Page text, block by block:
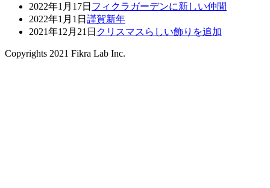
2022年1月17日 フィクラガーデンに新しい仲間
2022年1月1日 謹賀新年
2021年12月21日 クリスマスらしい飾りを追加
Copyrights 2021 Fikra Lab Inc.